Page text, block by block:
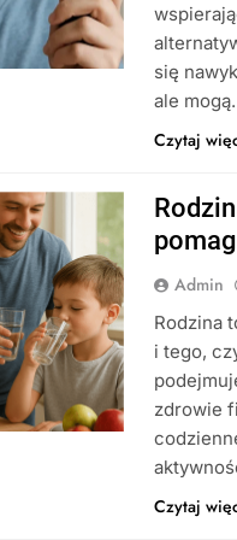
się
ale
Czytaj
Admin
Rodzina
i tego,
zdrowie
Czytaj